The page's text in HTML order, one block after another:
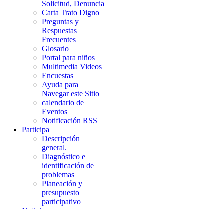
Solicitud, Denuncia
Carta Trato Digno
Preguntas y
Respuestas
Frecuentes
Glosario
Portal para niños
Multimedia Videos
Encuestas
Ayuda para
Navegar este Sitio
calendario de
Eventos
Notificación RSS
Participa
Descripción
general.
Diagnóstico e
identificación de
problemas
Planeación y
presupuesto
participativo